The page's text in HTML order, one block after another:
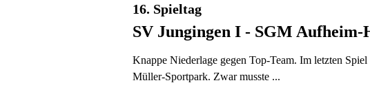
16. Spieltag
SV Jungingen I - SGM Aufheim-
Knappe Niederlage gegen Top-Team. Im letzten
Müller-Sportpark. Zwar musste ...